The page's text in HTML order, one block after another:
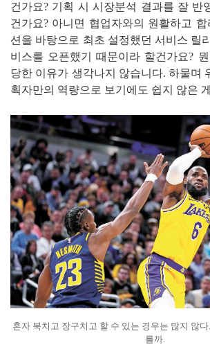
건가요? 기획 시 시장분석 결과를 잘 반
건가요? 아니면 협업자와의 원활하고 합
션을 바탕으로 최초 설정했던 서비스 릴
비스를 오픈했기 때문이라 할건가요?
당한 이유가 생각나지 않습니다. 하물며
획자만의 역량으로 보기에도 쉽지 않은
혼자 북치고 장구치고 할 수 있는 경우는 많지 않
를까.